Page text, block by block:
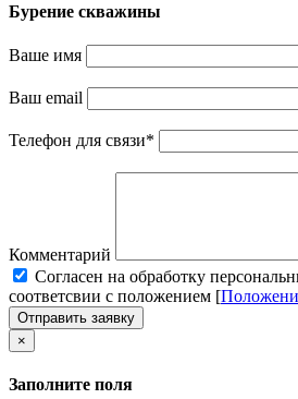
Бурение скважины
Ваше имя
Ваш email
Телефон для связи*
Комментарий
Cогласен на обработку
соответсвии с положением [
Отправить заявку
×
Заполните поля